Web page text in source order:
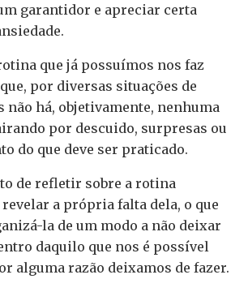
garantidor e apreciar certa
que já possuímos nos faz
por diversas situações de
há, objetivamente, nenhuma
por descuido, surpresas ou
do que deve ser praticado.
de refletir sobre a rotina
a própria falta dela, o que
la de um modo a não deixar
daquilo que nos é possível
alguma razão deixamos de fazer.